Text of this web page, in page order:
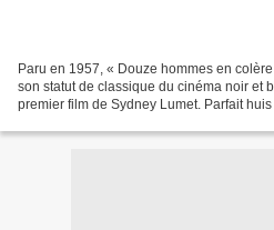
Paru en 1957, « Douze hommes en
son statut de classique du cinéma noir et
premier film de Sydney Lumet. Parfait